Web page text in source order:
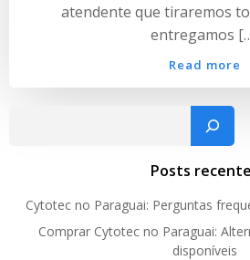
atendente que tiraremos
entregamos
Read more
Posts
Cytotec no Paraguai: Perguntas
Comprar Cytotec no Paraguai:
disponíveis